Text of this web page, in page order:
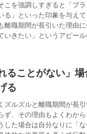
こを強調しすぎると「ブ
る」といった印象を与え
離職期間が長引いた理由
いきたい」というアピー
ることがない」
る
ズルズルと離職期間が長
ず、その理由もよくわか
した場合は自分なりに「な